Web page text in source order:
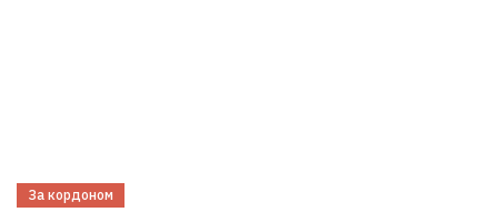
За кордоном